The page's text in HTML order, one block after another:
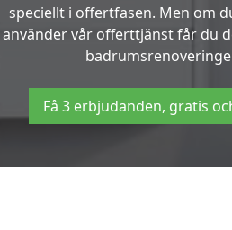
speciellt i offertfasen. Men om
använder vår offerttjänst får du
Få 3 erbjudanden, gratis